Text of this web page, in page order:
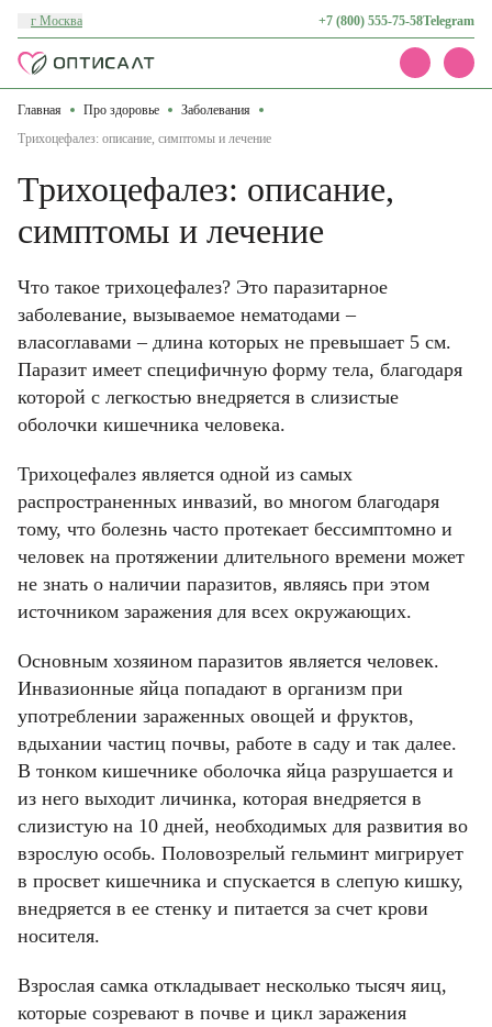
г Москва +7 (800) 555-75-58Telegram
Каталог
Акции
О нас
Контакты
Главная Про здоровье
Заболевания
Трихоцефалез: описание, симптомы и лечение
Трихоцефалез: описание,
симптомы и лечение
Что такое трихоцефалез? Это паразитарное
заболевание, вызываемое нематодами –
власоглавами – длина которых не превышает 5 см.
Паразит имеет специфичную форму тела, благодаря
которой с легкостью внедряется в слизистые
оболочки кишечника человека.
Трихоцефалез является одной из самых
распространенных инвазий, во многом благодаря
тому, что болезнь часто протекает бессимптомно и
человек на протяжении длительного времени может
не знать о наличии паразитов, являясь при этом
источником заражения для всех окружающих.
Основным хозяином паразитов является человек.
Инвазионные яйца попадают в организм при
употреблении зараженных овощей и фруктов,
вдыхании частиц почвы, работе в саду и так далее.
В тонком кишечнике оболочка яйца разрушается и
из него выходит личинка, которая внедряется в
слизистую на 10 дней, необходимых для развития во
взрослую особь. Половозрелый гельминт мигрирует
в просвет кишечника и спускается в слепую кишку,
внедряется в ее стенку и питается за счет крови
носителя.
Взрослая самка откладывает несколько тысяч яиц,
которые созревают в почве и цикл заражения